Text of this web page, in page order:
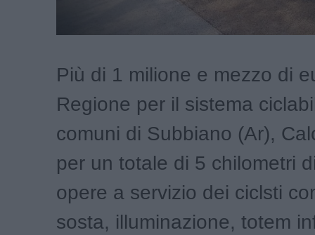
Più di 1 milione e mezzo di
Regione per il sistema
comuni di Subbiano (Ar),
per un totale di 5 chilometri
opere a servizio dei ciclsti
sosta, illuminazione, totem